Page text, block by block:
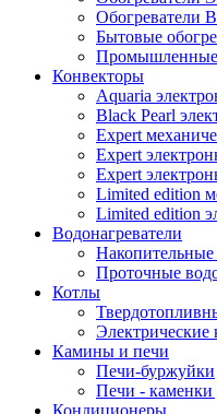
Обогреватели
Бытовые
Промышленные
Конвекторы
Aquaria
Black Pearl
Expert
Expert
Expert
Limited edition
Limited edition
Водонагреватели
Накопительные
Проточные
Котлы
Электрические
Камины и печи
Печи-буржуйки
Печи - каменки
Кондиционеры